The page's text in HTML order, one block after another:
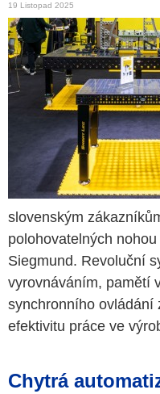
19 Listopad 2025
slovenským
polohovatelných
Siegmund. Revoluční
vyrovnáváním, pamětí
synchronního ovládání
efektivitu práce ve
Chytrá